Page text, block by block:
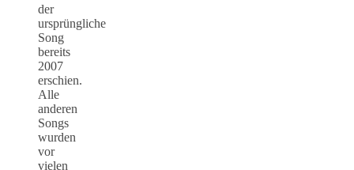
der
ursprüngliche
Song
bereits
2007
erschien.
Alle
anderen
Songs
wurden
vor
vielen